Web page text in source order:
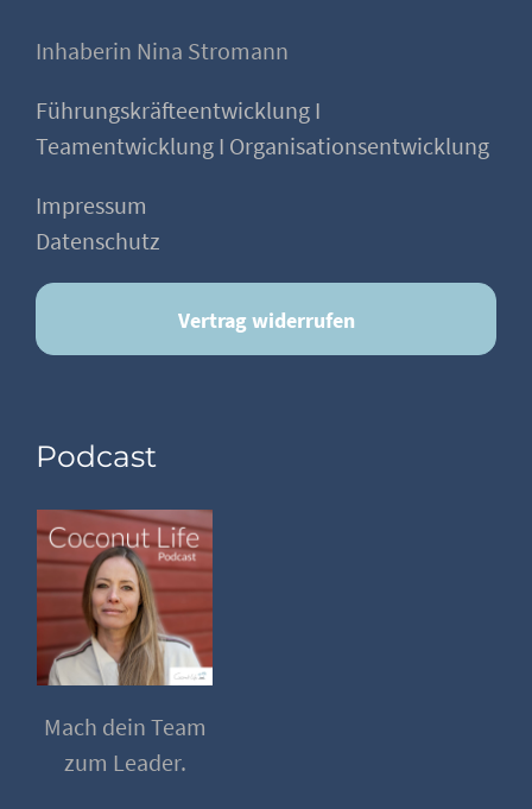
Inhaberin Nina Stromann
Führungskräfteentwicklung I
Teamentwicklung I Organisationsentwicklung
Impressum
Datenschutz
Vertrag widerrufen
Podcast
Mach dein Team
zum Leader.